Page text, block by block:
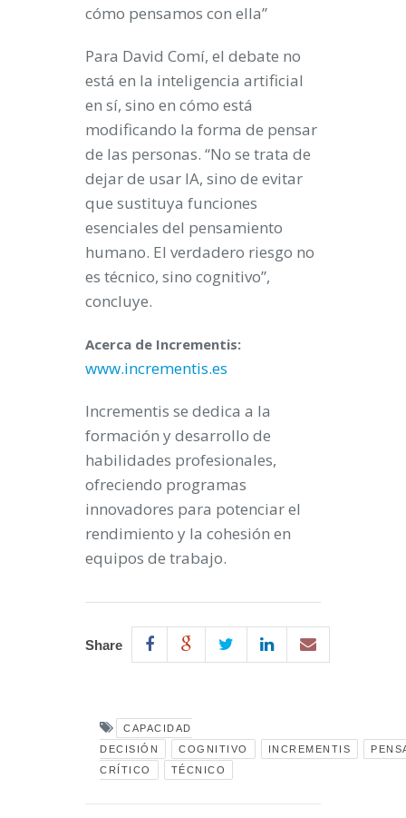
cómo pensamos con ella”
Para David Comí, el debate no
está en la inteligencia artificial
en sí, sino en cómo está
modificando la forma de pensar
de las personas. “No se trata de
dejar de usar IA, sino de evitar
que sustituya funciones
esenciales del pensamiento
humano. El verdadero riesgo no
es técnico, sino cognitivo”,
concluye.
Acerca de Incrementis:
www.incrementis.es
Incrementis se dedica a la
formación y desarrollo de
habilidades profesionales,
ofreciendo programas
innovadores para potenciar el
rendimiento y la cohesión en
equipos de trabajo.
Share
CAPACIDAD
DECISIÓN
COGNITIVO INCREMENTIS
CRÍTICO
TÉCNICO